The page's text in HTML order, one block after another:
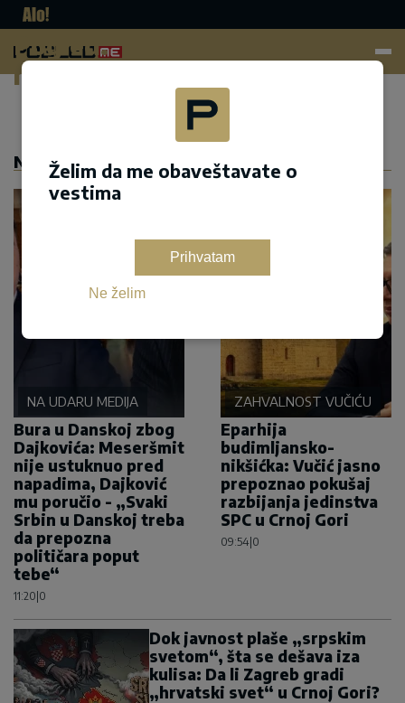
Pogled.
me
Želim da me obaveštavate o
vestima
Prihvatam
Ne želim
Dodaj kao željeni izvor na google pretrazi
NASLOVNA
NA UDARU MEDIJA
Bura u Danskoj zbog
Dajkovića: Meseršmit
nije ustuknuo pred
napadima, Dajković
mu poručio - „Svaki
Srbin u Danskoj treba
da prepozna
političara poput
tebe“
11:20 0
ZAHVALNOST VUČIĆU
Eparhija
budimljansko-
nikšićka: Vučić jasno
prepoznao pokušaj
razbijanja jedinstva
SPC u Crnoj Gori
09:54 0
Dok javnost plaše „srpskim
svetom“, šta se dešava iza
kulisa: Da li Zagreb gradi
„hrvatski svet“ u Crnoj Gori?